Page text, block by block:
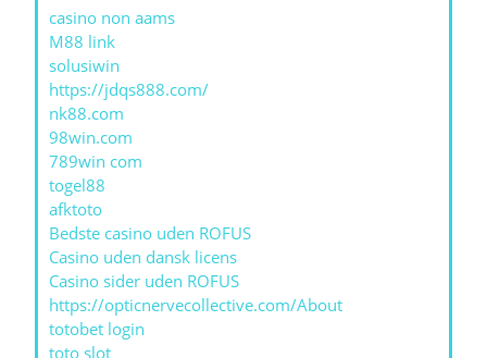
casino non aams
M88 link
solusiwin
https://jdqs888.com/
nk88.com
98win.com
789win com
togel88
afktoto
Bedste casino uden ROFUS
Casino uden dansk licens
Casino sider uden ROFUS
https://opticnervecollective.com/About
totobet login
toto slot